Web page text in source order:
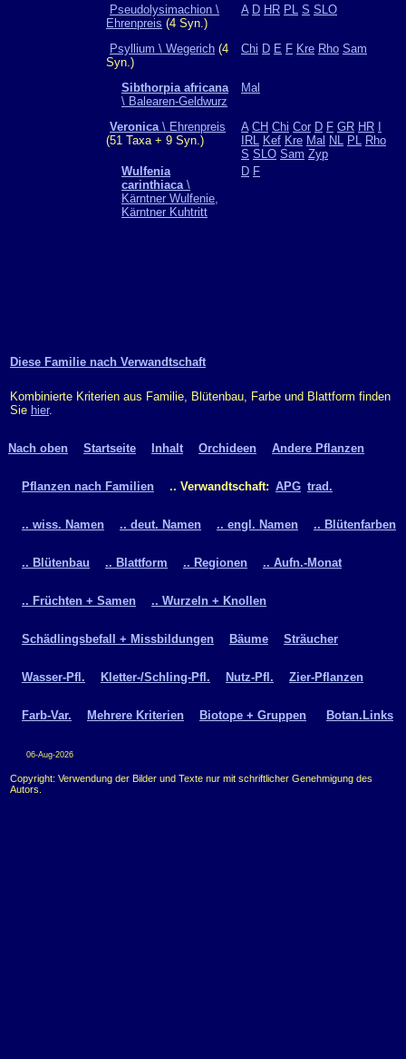
Pseudolysimachion \
Ehrenpreis (4 Syn.)
A D HR PL S SLO
Psyllium \ Wegerich (4
Syn.)
Chi D E F Kre Rho Sam
Sibthorpia africana
\ Balearen-Geldwurz
Mal
Veronica\ Ehrenpreis
(51 Taxa + 9 Syn.)
A CH Chi Cor D F GR HR
IRL Kef Kre Mal NL PL Rho
S SLO Sam Zyp
Wulfenia
carinthiaca\
Kärntner Wulfenie,
Kärntner Kuhtritt
D F
Diese Familie nach Verwandtschaft
Kombinierte Kriterien aus Familie, Blütenbau, Farbe und Blattform finden
Sie hier.
Nach oben Startseite Inhalt Orchideen Andere Pflanzen
Pflanzen nach Familien .. Verwandtschaft: APG trad.
.. wiss. Namen .. deut. Namen .. engl. Namen .. Blütenfarben
.. Blütenbau .. Blattform .. Regionen .. Aufn.-Monat
.. Früchten + Samen .. Wurzeln + Knollen
Schädlingsbefall + Missbildungen Bäume Sträucher
Wasser-Pfl. Kletter-/Schling-Pfl. Nutz-Pfl. Zier-Pflanzen
Farb-Var. Mehrere Kriterien Biotope + Gruppen Botan.Links
06-Aug-2026
Copyright: Verwendung der Bilder und Texte nur mit schriftlicher Genehmigung des
Autors.